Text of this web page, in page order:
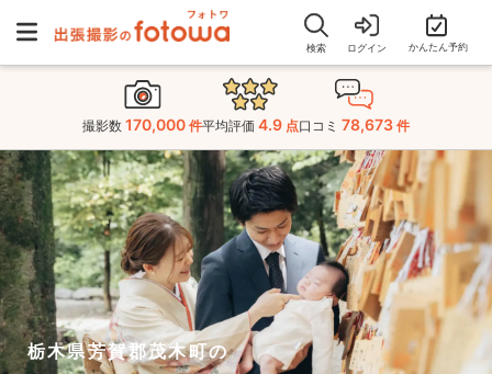
検索 ログイン かんたん予約
撮影数 170,000 件平均評価 4.9 点口コミ 78,673 件
栃木県芳賀郡茂木町の